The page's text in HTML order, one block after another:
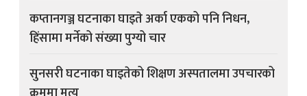
कप्तानगञ्ज घटनाका घाइते अर्का एकको पनि निधन,
हिंसामा मर्नेको संख्या पुग्यो चार
सुनसरी घटनाका घाइतेको शिक्षण अस्पतालमा उपचारको